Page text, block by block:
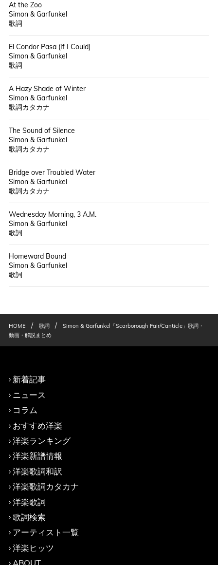
At the Zoo
Simon & Garfunkel
歌詞
El Condor Pasa (If I Could)
Simon & Garfunkel
歌詞
A Hazy Shade of Winter
Simon & Garfunkel
歌詞カタカナ
The Sound of Silence
Simon & Garfunkel
歌詞カタカナ
Bridge over Troubled Water
Simon & Garfunkel
歌詞カタカナ
Wednesday Morning, 3 A.M.
Simon & Garfunkel
歌詞
Homeward Bound
Simon & Garfunkel
歌詞
HOME / 歌詞 /
Simon & Garfunkel「Scarborough Fair/Canticle」歌詞・
動画・解説まとめ
新着記事
ニュース
コラム
おすすめ洋楽
洋楽ランキング
洋楽新譜情報
洋楽歌詞和訳
洋楽歌詞カタカナ
洋楽歌詞
歌詞検索
アーティスト一覧
洋楽ヒッツ
ABOUT